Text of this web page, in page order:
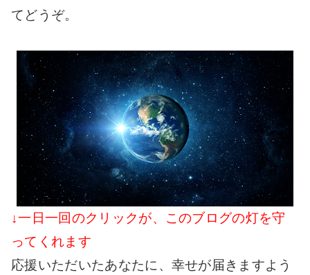
てどうぞ。
↓一日一回のクリックが、このブログの灯を守
ってくれます
応援いただいたあなたに、幸せが届きますよう